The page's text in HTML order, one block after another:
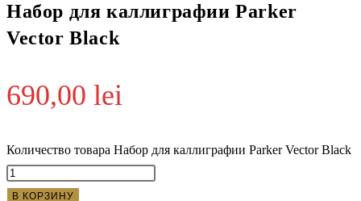
Набор для каллиграфии Parker
Vector Black
690,00 lei
Количество товара Набор для каллиграфии Parker Vector Black
В КОРЗИНУ